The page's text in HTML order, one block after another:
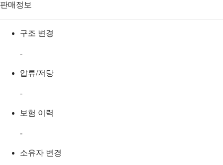
판매정보
구조 변경
-
압류/저당
-
보험 이력
-
소유자 변경